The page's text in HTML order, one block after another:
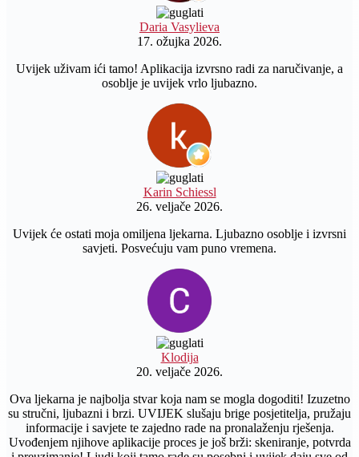
Daria Vasylieva
17. ožujka 2026.
Uvijek uživam ići tamo! Aplikacija izvrsno radi za naručivanje, a
osoblje je uvijek vrlo ljubazno.
Karin Schiessl
26. veljače 2026.
Uvijek će ostati moja omiljena ljekarna. Ljubazno osoblje i izvrsni
savjeti. Posvećuju vam puno vremena.
Klodija
20. veljače 2026.
Ova ljekarna je najbolja stvar koja nam se mogla dogoditi! Izuzetno
su stručni, ljubazni i brzi. UVIJEK slušaju brige posjetitelja, pružaju
informacije i savjete te zajedno rade na pronalaženju rješenja.
Uvođenjem njihove aplikacije proces je još brži: skeniranje, potvrda